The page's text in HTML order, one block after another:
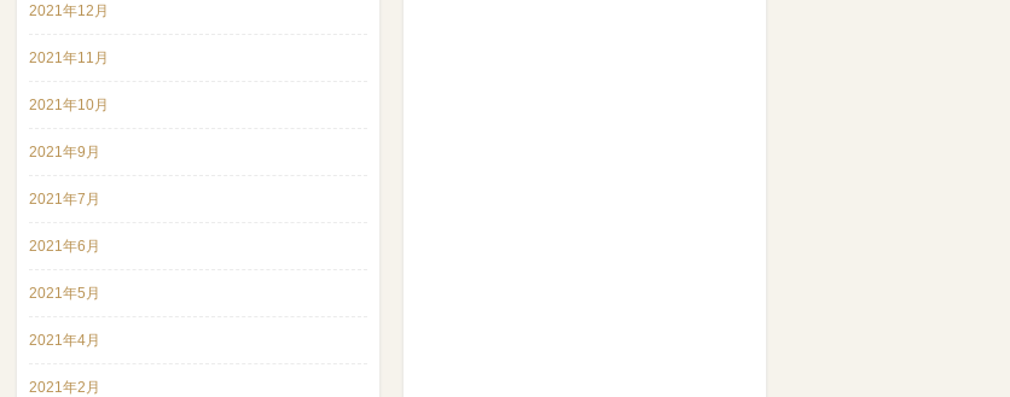
2021年12月
2021年11月
2021年10月
2021年9月
2021年7月
2021年6月
2021年5月
2021年4月
2021年2月